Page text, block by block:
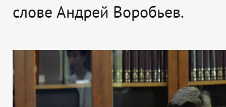
слове Андрей Воробьев.